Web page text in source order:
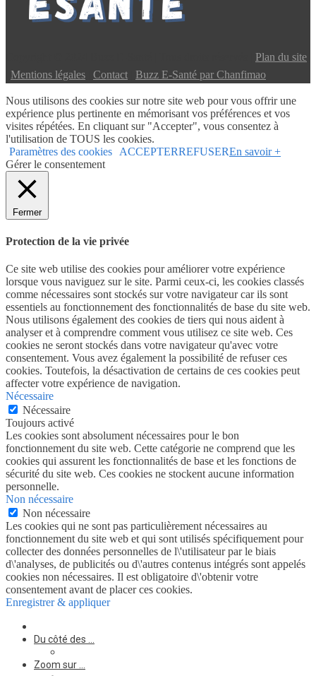
Plan du site
Mentions légales Contact Buzz E-Santé par Chanfimao
Nous utilisons des cookies sur notre site web pour vous offrir une
expérience plus pertinente en mémorisant vos préférences et vos
visites répétées. En cliquant sur "Accepter", vous consentez à
l'utilisation de TOUS les cookies.
Paramètres des cookies ACCEPTERREFUSEREn savoir +
Gérer le consentement
Fermer
Protection de la vie privée
Ce site web utilise des cookies pour améliorer votre expérience
lorsque vous naviguez sur le site. Parmi ceux-ci, les cookies classés
comme nécessaires sont stockés sur votre navigateur car ils sont
essentiels au fonctionnement des fonctionnalités de base du site web.
Nous utilisons également des cookies de tiers qui nous aident à
analyser et à comprendre comment vous utilisez ce site web. Ces
cookies ne seront stockés dans votre navigateur qu'avec votre
consentement. Vous avez également la possibilité de refuser ces
cookies. Toutefois, la désactivation de certains de ces cookies peut
affecter votre expérience de navigation.
Nécessaire
Nécessaire
Toujours activé
Les cookies sont absolument nécessaires pour le bon
fonctionnement du site web. Cette catégorie ne comprend que les
cookies qui assurent les fonctionnalités de base et les fonctions de
sécurité du site web. Ces cookies ne stockent aucune information
personnelle.
Non nécessaire
Non nécessaire
Les cookies qui ne sont pas particulièrement nécessaires au
fonctionnement du site web et qui sont utilisés spécifiquement pour
collecter des données personnelles de l\'utilisateur par le biais
d\'analyses, de publicités ou d\'autres contenus intégrés sont appelés
cookies non nécessaires. Il est obligatoire d\'obtenir votre
consentement avant de placer ces cookies.
Enregistrer & appliquer
Du côté des …
Zoom sur …